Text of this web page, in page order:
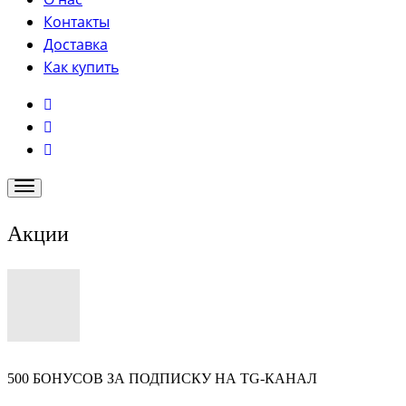
Контакты
Доставка
Как купить
Акции
500 БОНУСОВ ЗА ПОДПИСКУ НА TG-КАНАЛ